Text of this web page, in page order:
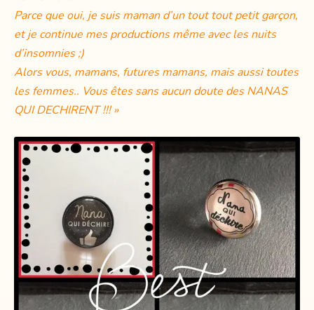
Parce que oui, je suis maman d’un tout tout petit garçon,
et je continue mes productions même avec les nuits
d’insomnies ;)
Alors vous, mamans, futures mamans, mais aussi toutes
les femmes.. Vous êtes sans aucun doute des NANAS
QUI DECHIRENT !!! »